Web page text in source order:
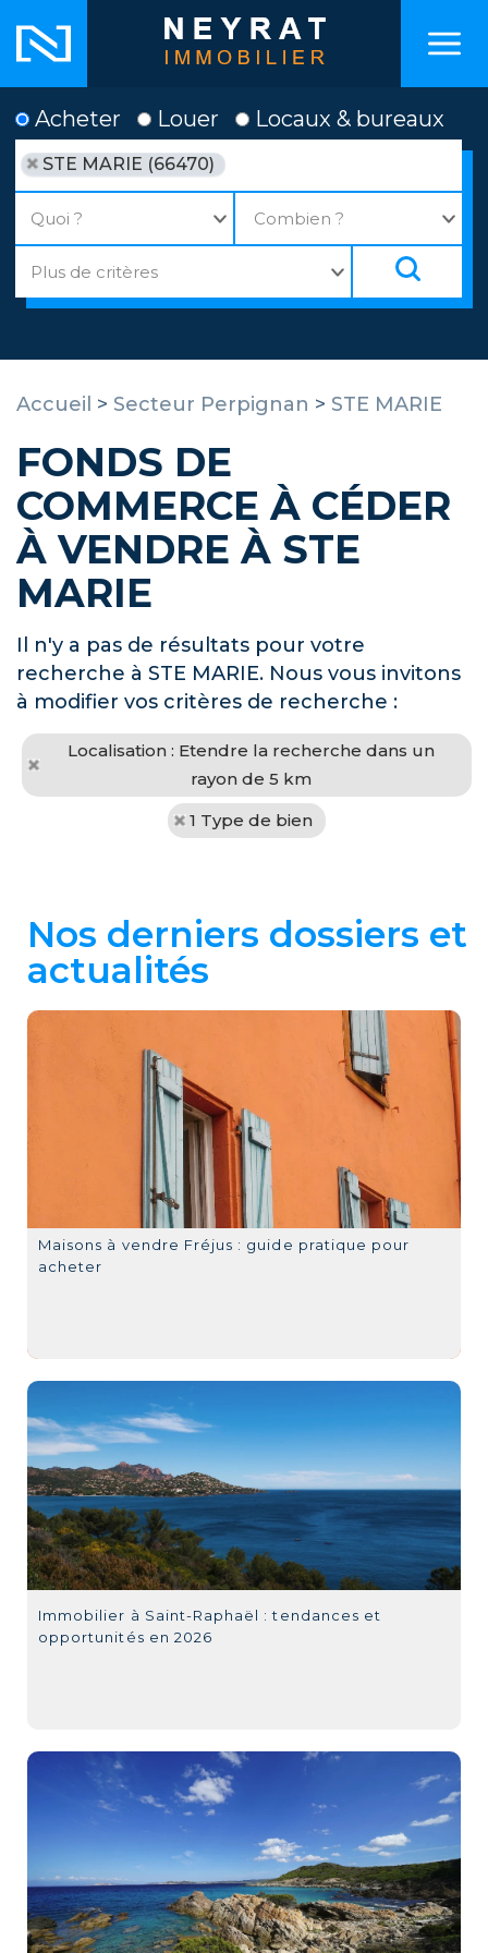
Acheter Louer Locaux & bureaux
STE MARIE (66470)
Accueil > Secteur Perpignan > STE MARIE
FONDS DE
COMMERCE À CÉDER
À VENDRE À STE
MARIE
Il n'y a pas de résultats pour votre
recherche à STE MARIE. Nous vous invitons
à modifier vos critères de recherche :
Localisation : Etendre la recherche dans un
rayon de 5 km
1 Type de bien
Nos derniers dossiers et
actualités
Maisons à vendre Fréjus : guide pratique pour
acheter
Immobilier à Saint-Raphaël : tendances et
opportunités en 2026